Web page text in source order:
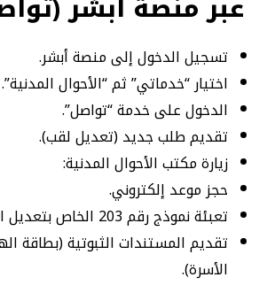
تسجيل الدخول إلى منصة أبشر.
اختيار “خدماتي” ثم “الأحوال المدنية”.
الدخول على خدمة “تواصل”.
تقديم طلب جديد (تعديل لقب).
زيارة مكتب الأحوال المدنية:
حجز موعد إلكتروني.
تعبئة نموذج رقم 203 الخاص بتعديل البيانات.
تقديم المستندات الثبوتية (بطاقة
الأسرة).